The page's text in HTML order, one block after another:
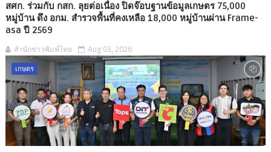
สศก. ร่วมกับ กสก. ลุยต่อเนื่อง ปิดจ๊อบฐานข้อมูลเกษตร 75,000
หมู่บ้าน ดึง อกม. สำรวจพื้นที่คงเหลือ 18,000 หมู่บ้านผ่าน Frame-
asa ปี 2569
สำนักข่าวพิมพ์ไทย Aug 03, 2026
เกษตร